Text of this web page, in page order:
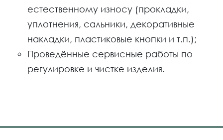
естественному износу (прокладки,
уплотнения, сальники, декоративные
накладки, пластиковые кнопки и т.п.);
Проведённые сервисные работы по
регулировке и чистке изделия.